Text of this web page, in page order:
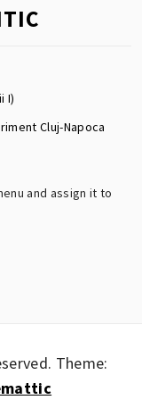
I)
Cluj-Napoca
and assign it to
Theme: